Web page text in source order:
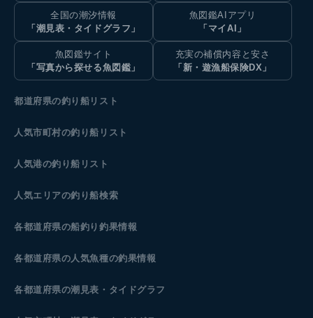
全国の潮汐情報
「潮見表・タイドグラフ」
魚図鑑AIアプリ
「マイAI」
魚図鑑サイト
「写真から探せる魚図鑑」
充実の補償内容と安さ
「新・遊漁船保険DX」
都道府県の釣り船リスト
人気市町村の釣り船リスト
人気港の釣り船リスト
人気エリアの釣り船検索
各都道府県の船釣り釣果情報
各都道府県の人気魚種の釣果情報
各都道府県の潮見表 ・タイドグラフ